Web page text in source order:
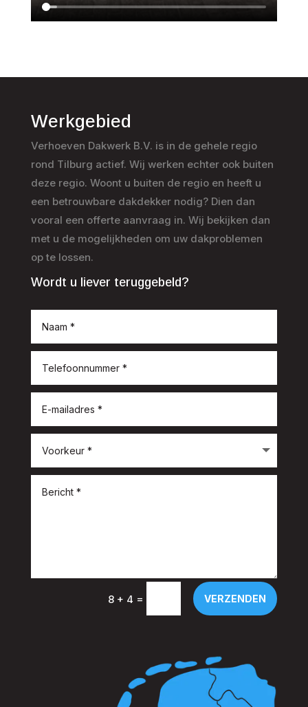
Werkgebied
Verhoeven Dakwerk B.V. is in de gehele regio
rond Tilburg actief. Wij werken echter ook buiten
deze regio. Woont u buiten de regio en heeft u
een betrouwbare dakdekker nodig? Dien dan
vooral een offerte aanvraag in. Wij bekijken dan
met u de mogelijkheden om uw dakproblemen
op te lossen.
Wordt u liever teruggebeld?
8 + 4 = VERZENDEN